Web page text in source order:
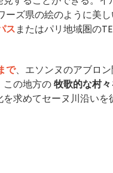
ーズ県の絵のように美
スまたはパリ地域圏の
で、エソンヌのアブロ
この地方の牧歌的な村
求めてセーヌ川沿いを